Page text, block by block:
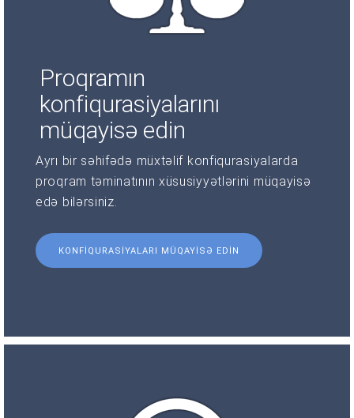
Proqramın
konfiqurasiyalarını
müqayisə edin
Ayrı bir səhifədə müxtəlif konfiqurasiyalarda
proqram təminatının xüsusiyyətlərini müqayisə
edə bilərsiniz.
KONFIQURASIYALARI MÜQAYISƏ EDIN